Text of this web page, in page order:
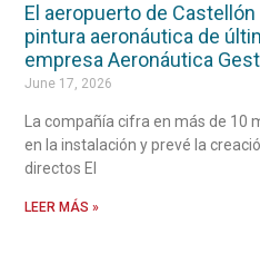
El aeropuerto de
pintura aeronáutica de
empresa Aeronáutica
June 17, 2026
La compañía cifra en más de 10
en la instalación y prevé la
directos El
LEER MÁS »